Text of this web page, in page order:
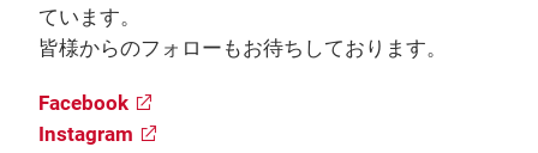
ています。
皆様からのフォローもお待ちしております。
Facebook
Instagram